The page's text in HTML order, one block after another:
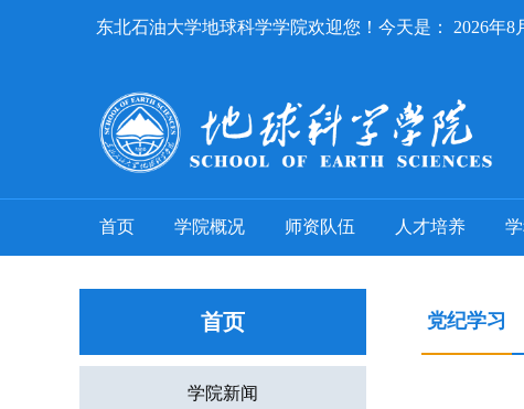
东北石油大学地球科学学院欢迎您！今天是： 2026年8
首页 学院概况 师资队伍 人才培养
首页
学院新闻
党纪学习